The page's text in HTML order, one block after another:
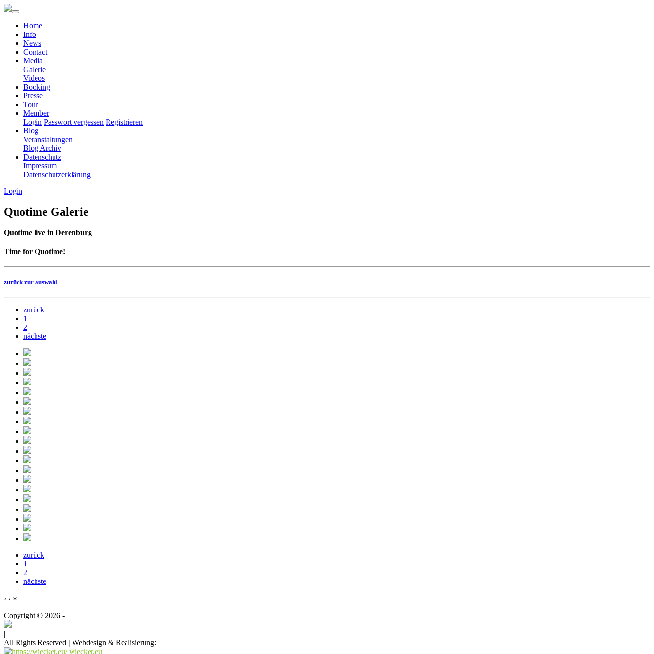
Home
Info
News
Contact
Media
Galerie
Videos
Booking
Presse
Tour
Member
Login Passwort vergessen Registrieren
Blog
Veranstaltungen
Blog Archiv
Datenschutz
Impressum
Datenschutzerklärung
Login
Quotime Galerie
Quotime live in Derenburg
Time for Quotime!
zurück zur auswahl
zurück
1
2
nächste
zurück
1
2
nächste
‹ › ×
Copyright © 2026 -
|
All Rights Reserved | Webdesign & Realisierung:
wiecker.eu